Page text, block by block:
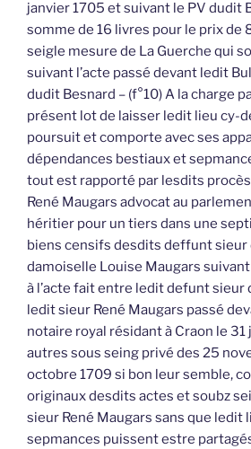
janvier 1705 et suivant le PV dudit
somme de 16 livres pour le prix de
seigle mesure de La Guerche qui
suivant l’acte passé devant ledit
dudit Besnard – (f°10) A la charge
présent lot de laisser ledit lieu cy-
poursuit et comporte avec ses
dépendances bestiaux et
tout est rapporté par lesdits
René Maugars advocat au
héritier pour un tiers dans une
biens censifs desdits deffunt sieur
damoiselle Louise Maugars
à l’acte fait entre ledit defunt sieur
ledit sieur René Maugars passé
notaire royal résidant à Craon le 31
autres sous seing privé des 25
octobre 1709 si bon leur semble,
originaux desdits actes et soubz
sieur René Maugars sans que ledit
sepmances puissent estre